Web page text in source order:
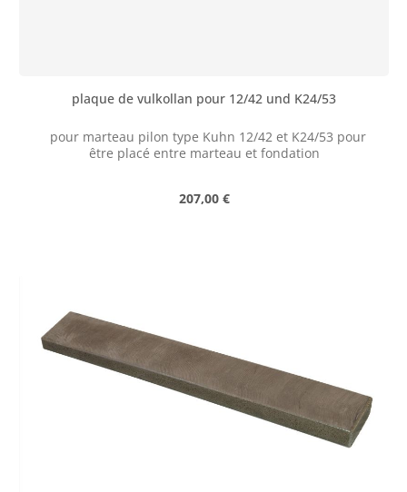
plaque de vulkollan pour 12/42 und K24/53
pour marteau pilon type Kuhn 12/42 et K24/53 pour
être placé entre marteau et fondation
Prix régulier :
207,00 €